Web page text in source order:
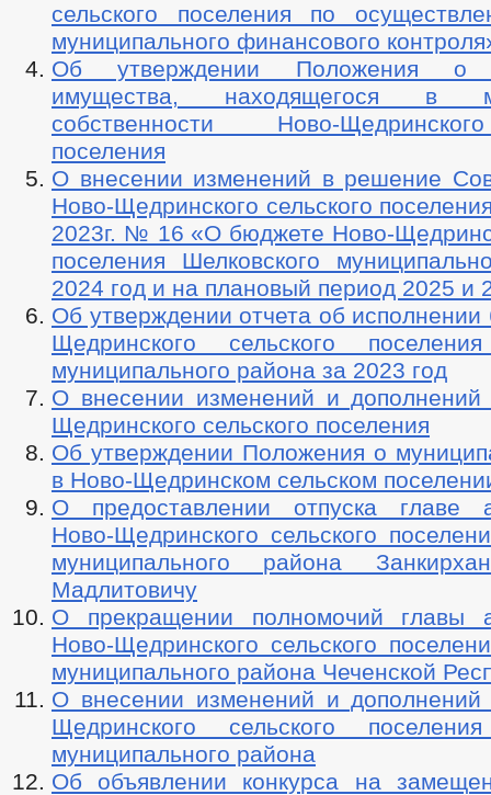
сельского поселения по
муниципального финансового
Об утверждении Положения о
имущества, находящегося в
собственности Ново-
поселения
О внесении изменений в решение
Ново-Щедринского сельского
2023г. № 16 «О бюджете Ново-
поселения Шелковского
2024 год и на плановый период 2025 и
Об утверждении отчета об
Щедринского сельского
муниципального района за 2023 год
О внесении изменений и
Щедринского сельского поселения
Об утверждении Положения о
в Ново-Щедринском сельском
О предоставлении отпуска главе
Ново-Щедринского сельского
муниципального района
Мадлитовичу
О прекращении полномочий главы
Ново-Щедринского сельского
муниципального района Чеченской
О внесении изменений и
Щедринского сельского
муниципального района
Об объявлении конкурса на